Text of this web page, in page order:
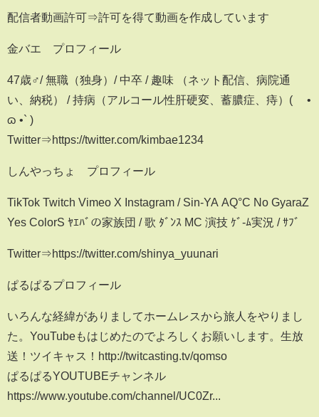
配信者動画許可⇒許可を得て動画を作成しています
金バエ プロフィール
47歳♂/ 無職（独身）/ 中卒 / 趣味 （ネット配信、病院通
い、納税） / 持病（アルコール性肝硬変、蓄膿症、痔）( ´•
ɷ •` )
Twitter⇒https://twitter.com/kimbae1234
しんやっちょ プロフィール
TikTok Twitch Vimeo X Instagram / Sin-YA AQ°C No GyaraZ
Yes ColorS ﾔｴﾊﾞの家族団 / 歌 ﾀﾞﾝｽ MC 演技 ｹﾞ-ﾑ実況 / ｻﾌﾞ
Twitter⇒https://twitter.com/shinya_yuunari
ぱるぱるプロフィール
いろんな経緯がありましてホームレスから旅人をやりまし
た。YouTubeもはじめたのでよろしくお願いします。生放
送！ツイキャス！http://twitcasting.tv/qomso
ぱるぱるYOUTUBEチャンネル
https://www.youtube.com/channel/UC0Zr...